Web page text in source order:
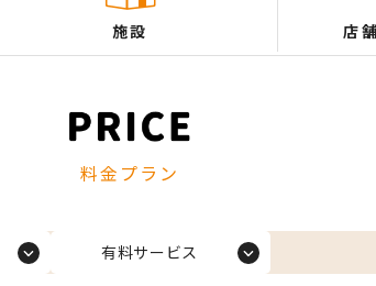
施設 店
料金プラン
有料サービス